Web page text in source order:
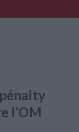
pénalty
l’OM